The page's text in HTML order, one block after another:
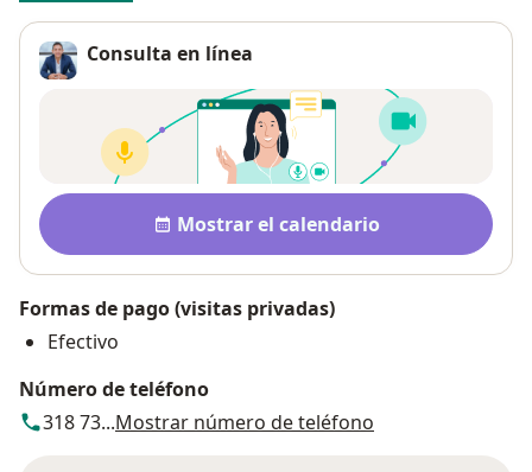
Consulta en línea
Disponibilidad
Mostrar el calendario
Formas de pago (visitas privadas)
Efectivo
Número de teléfono
318 73...Mostrar número de teléfono